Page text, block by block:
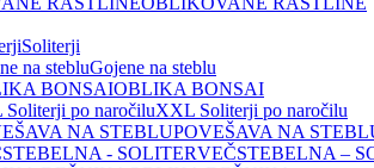
Soliterji
Gojene na steblu
OBLIKA BONSAI
XXL Soliterji po naročilu
POVEŠAVA NA
VEČSTEBELNA –